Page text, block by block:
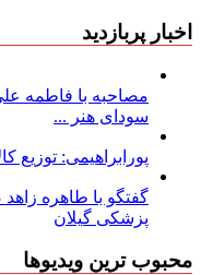
اخبار پربازدید
مصاحبه با فاطمه
سودای هنر ...
پورابراهیمی: توزیع
گفتگو با طاهره
پزشکی گیلان
محبوب ترین ویدیوها